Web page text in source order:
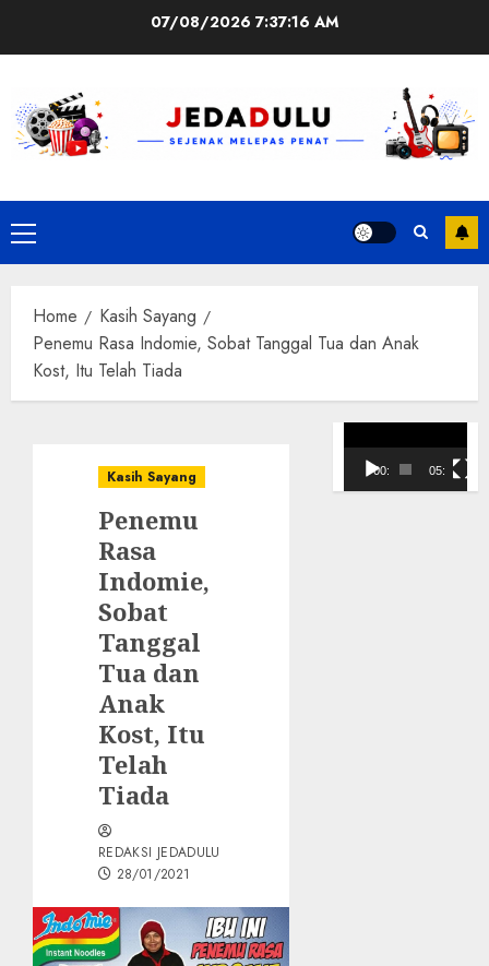
07/08/20267:37:17 AM
Primary
Menu
Home
Kasih Sayang
Penemu Rasa Indomie, Sobat Tanggal Tua dan Anak
Kost, Itu Telah Tiada
Kasih Sayang
Penemu
Rasa
Indomie,
Sobat
Tanggal
Tua dan
Anak
Kost, Itu
Telah
Tiada
REDAKSI JEDADULU
28/01/2021
Video
00:00 05:10